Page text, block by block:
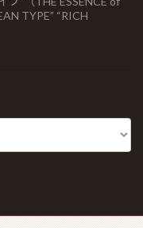
TYPE” “RICH
お知らせ
ロ（Confidenciaal
トリーウイスキー “リッ